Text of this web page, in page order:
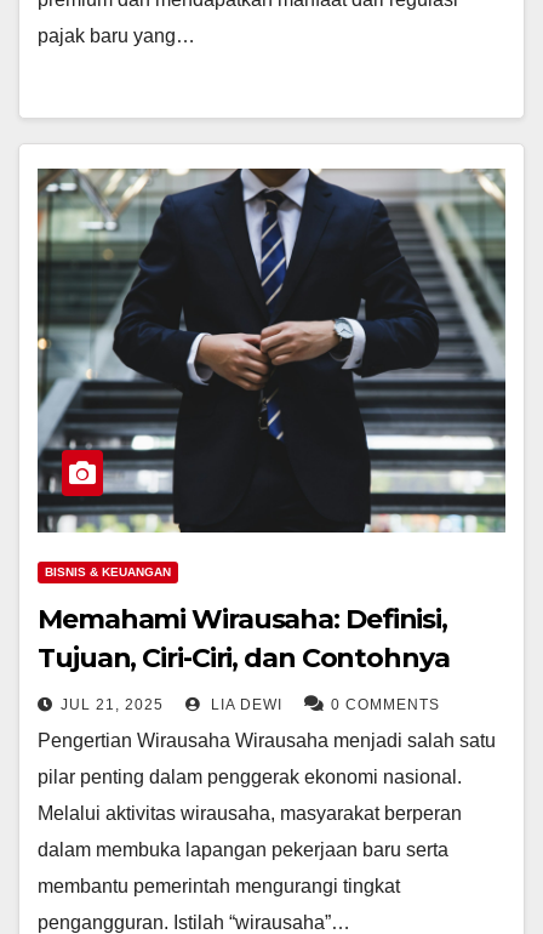
pajak baru yang…
BISNIS & KEUANGAN
Memahami Wirausaha: Definisi,
Tujuan, Ciri-Ciri, dan Contohnya
JUL 21, 2025 LIA DEWI 0 COMMENTS
Pengertian Wirausaha Wirausaha menjadi salah satu
pilar penting dalam penggerak ekonomi nasional.
Melalui aktivitas wirausaha, masyarakat berperan
dalam membuka lapangan pekerjaan baru serta
membantu pemerintah mengurangi tingkat
pengangguran. Istilah “wirausaha”…